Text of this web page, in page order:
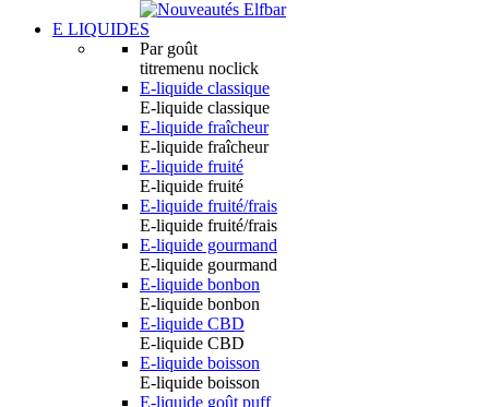
E LIQUIDES
Par goût
titremenu noclick
E-liquide classique
E-liquide classique
E-liquide fraîcheur
E-liquide fraîcheur
E-liquide fruité
E-liquide fruité
E-liquide fruité/frais
E-liquide fruité/frais
E-liquide gourmand
E-liquide gourmand
E-liquide bonbon
E-liquide bonbon
E-liquide CBD
E-liquide CBD
E-liquide boisson
E-liquide boisson
E-liquide goût puff